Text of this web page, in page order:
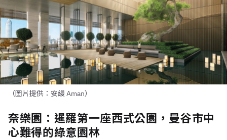
（圖片提供：安縵 Aman）
奈樂園：暹羅第一座西式公園，曼谷市中
心難得的綠意園林